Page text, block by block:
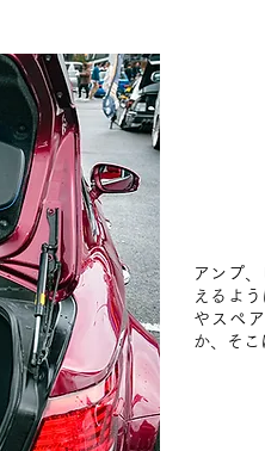
アンプ
えるよ
やスペ
か、そこ